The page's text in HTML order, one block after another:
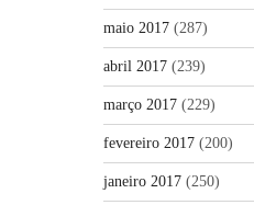
maio 2017 (287)
abril 2017 (239)
março 2017 (229)
fevereiro 2017 (200)
janeiro 2017 (250)